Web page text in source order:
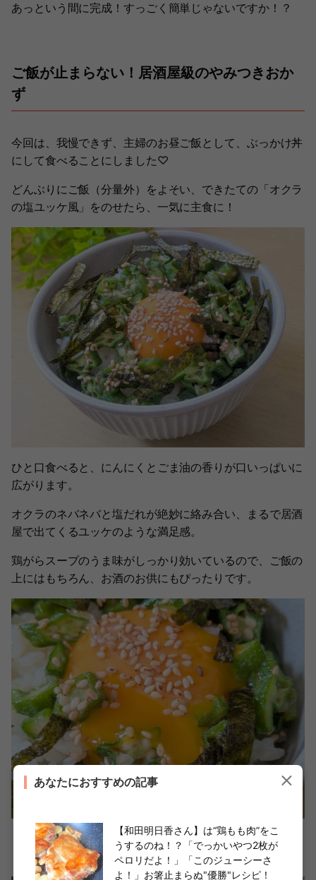
あっという間に完成！すっごく簡単じゃないですか！？
ご飯が止まらない！居酒屋級のやみつきおか
ず
今回は、我慢できず、主婦のお昼ご飯として、ぶっかけ丼
にして食べることにしました♡
どんぶりにご飯（分量外）をよそい、できたての「オクラ
の塩ユッケ風」をのせたら、一気に主食に！
ひと口食べると、にんにくとごま油の香りが口いっぱいに
広がります。
オクラのネバネバと塩だれが絶妙に絡み合い、まるで居酒
屋で出てくるユッケのような満足感。
鶏がらスープのうま味がしっかり効いているので、ご飯の
上にはもちろん、お酒のお供にもぴったりです。
くぅ～っっ！卵黄を崩して味の変化を楽しんでみてもこれ
また美味っ！
あなたにおすすめの記事
【和田明日香さん】は“鶏もも肉”をこ
うするのね！？「でっかいやつ2枚が
ペロリだよ！」「このジューシーさ
よ！」お箸止まらぬ"優勝"レシピ！